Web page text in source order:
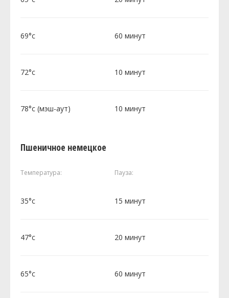
69°c 60 минут
72°c 10 минут
78°c (мэш-аут) 10 минут
Пшеничное немецкое
Температура: Пауза:
35°c 15 минут
47°c 20 минут
65°c 60 минут